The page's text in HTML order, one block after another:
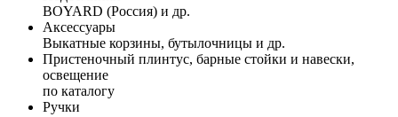
BOYARD (Россия) и др.
Аксессуары
Выкатные корзины, бутылочницы и др.
Пристеночный плинтус, барные стойки и навески,
освещение
по каталогу
Ручки